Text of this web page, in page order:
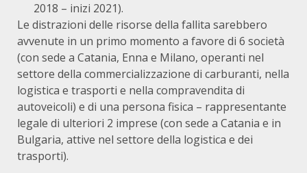
2018 – inizi 2021).
Le distrazioni delle risorse della fallita sarebbero
avvenute in un primo momento a favore di 6 società
(con sede a Catania, Enna e Milano, operanti nel
settore della commercializzazione di carburanti, nella
logistica e trasporti e nella compravendita di
autoveicoli) e di una persona fisica – rappresentante
legale di ulteriori 2 imprese (con sede a Catania e in
Bulgaria, attive nel settore della logistica e dei
trasporti).